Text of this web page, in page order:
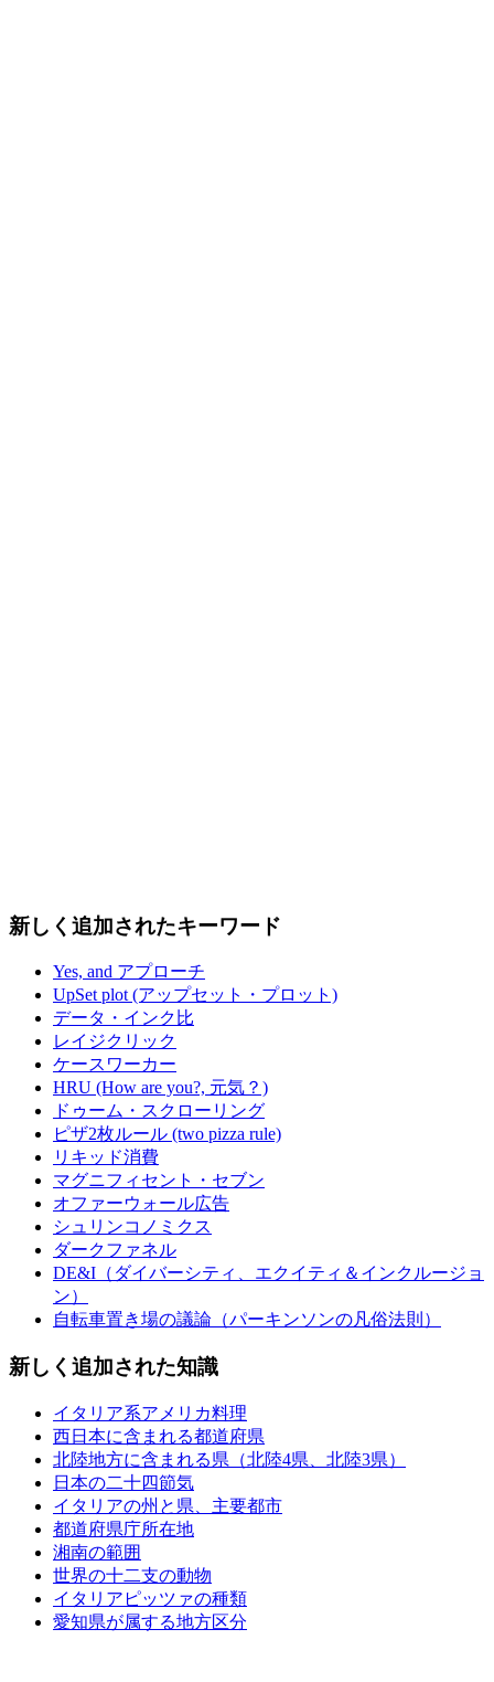
新しく追加されたキーワード
Yes, and アプローチ
UpSet plot (アップセット・プロット)
データ・インク比
レイジクリック
ケースワーカー
HRU (How are you?, 元気？)
ドゥーム・スクローリング
ピザ2枚ルール (two pizza rule)
リキッド消費
マグニフィセント・セブン
オファーウォール広告
シュリンコノミクス
ダークファネル
DE&I（ダイバーシティ、エクイティ＆インクルージョ
ン）
自転車置き場の議論（パーキンソンの凡俗法則）
新しく追加された知識
イタリア系アメリカ料理
西日本に含まれる都道府県
北陸地方に含まれる県（北陸4県、北陸3県）
日本の二十四節気
イタリアの州と県、主要都市
都道府県庁所在地
湘南の範囲
世界の十二支の動物
イタリアピッツァの種類
愛知県が属する地方区分